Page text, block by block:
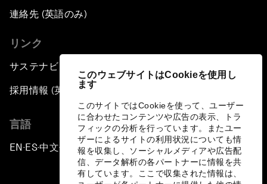
このウェブサイトはCookieを使用し
ます
このサイトではCookieを使って、ユーザー
に合わせたコンテンツや広告の表示、トラ
フィックの分析を行っています。またユー
ザーによるサイトの利用状況についても情
報を収集し、ソーシャルメディアや広告配
信、データ解析の各パートナーに情報を共
有しています。ここで収集された情報は、
連絡先 (英語のみ)
リンク
サステナビリティへの取り組み
採用情報 (英語のみ)
言語
EN ▪ ES▪中文▪ 日本語